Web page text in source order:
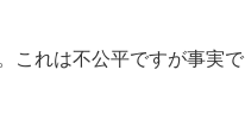
これは不公平ですが事実で